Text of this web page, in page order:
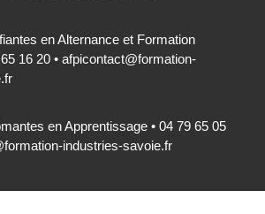
en Alternance et Formation
16 20 • afpicontact@formation-
en Apprentissage • 04 79 65 05
industries-savoie.fr